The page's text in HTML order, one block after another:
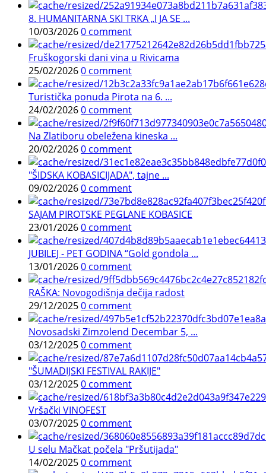
8. HUMANITARNA SKI TRKA „I JA SE ...
10/03/20260 comment
Fruškogorski dani vina u Rivicama
25/02/20260 comment
Turistička ponuda Pirota na 6. ...
24/02/20260 comment
Na Zlatiboru obeležena kineska ...
20/02/20260 comment
"ŠIDSKA KOBASICIJADA", tajne ...
09/02/20260 comment
SAJAM PIROTSKE PEGLANE KOBASICE
23/01/20260 comment
JUBILEJ - PET GODINA “Gold gondola ...
13/01/20260 comment
RAŠKA: Novogodišnja dečija radost
29/12/20250 comment
Novosadski Zimzolend Decembar 5, ...
03/12/20250 comment
"ŠUMADIJSKI FESTIVAL RAKIJE"
03/12/20250 comment
Vršački VINOFEST
03/07/20250 comment
U selu Mačkat počela "Pršutijada"
14/02/20250 comment